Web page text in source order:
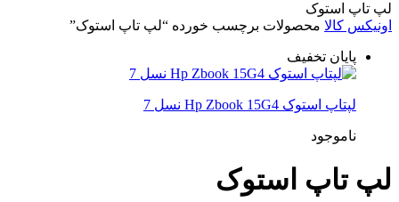
لپ تاپ استوک
اونیکس کالا محصولات برچسب خورده “لپ تاپ استوک”
پایان تخفیف
لپتاپ استوک Hp Zbook 15G4 نسل 7
ناموجود
لپ تاپ استوک